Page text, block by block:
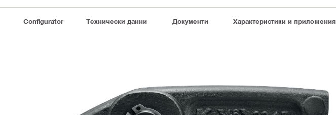
Configurator Технически данни Документи Характеристики и приложения